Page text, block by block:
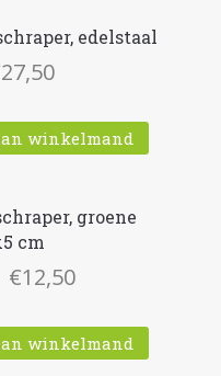
edelstaal
27,50
winkelmand
groene
cm
€12,50
winkelmand